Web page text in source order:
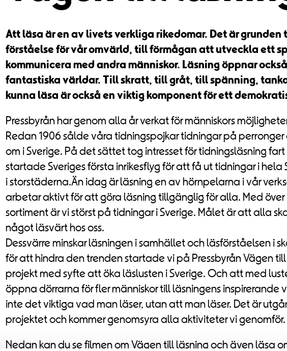
Att läsa är en av livets verkliga rikedomar. Det är
förståelse för vår omvärld, till förmågan att utveckla ett
kommunicera med andra människor. Läsning öppnar
fantastiska världar. Till skratt, till gråt, till spänning,
kunna läsa är också en viktig komponent för ett
Pressbyrån har genom alla år verkat för människors
Redan 1906 sålde våra tidningspojkar tidningar på perronger
om i Sverige. På det sättet tog intresset för tidningsläsning
startade Sveriges första inrikesflyg för att få ut tidningar i hela
i storstäderna.Än idag är läsning en av hörnpelarna i vår
arbetar aktivt för att göra läsning tillgänglig för alla. Med
sortiment är vi störst på tidningar i Sverige. Målet är att alla
något läsvärt hos oss.
Dessvärre minskar läsningen i samhället och läsförståelsen i
för att hindra den trenden startade vi på Pressbyrån Vägen
projekt med syfte att öka läslusten i Sverige. Och att med
öppna dörrarna för fler människor till läsningens inspirerande
inte det viktiga vad man läser, utan att man läser. Det är
projektet och kommer genomsyra alla aktiviteter vi genomför.
Nedan kan du se filmen om Vägen till läsning och även läsa